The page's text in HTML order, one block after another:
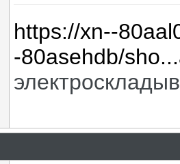
https://xn--
-80asehdb/